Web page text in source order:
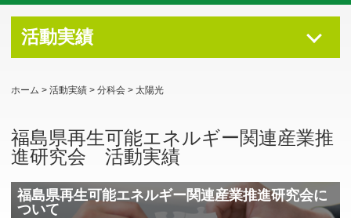
活動実績
ホーム >活動実績 >分科会 >太陽光
福島県再生可能エネルギー関連産業推
進研究会 活動実績
福島県再生可能エネルギー関連産業推進研究会に
ついて